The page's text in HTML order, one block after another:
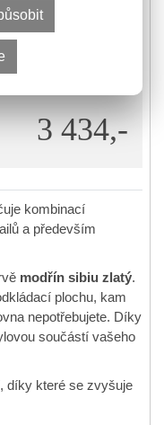
již skončil.
3 434,-
kombinací
a především
modřín sibiu zlatý.
plochu, kam
nepotřebujete. Díky
součástí vašeho
díky které se zvyšuje